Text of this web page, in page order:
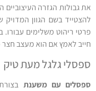
את גבולות הגזרה
להצטייד בשם הגוון
פרטי ריהוט משלימים עבורו.
חייב לאמץ אם הוא מעצב חצר
ספסלי גלגל מעת טיק
ספסלים עם משענת